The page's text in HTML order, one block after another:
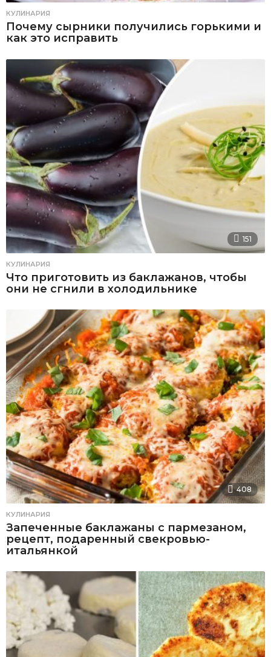
КУЛИНАРИЯ
Почему сырники получились горькими и
как это исправить
151
КУЛИНАРИЯ
Что приготовить из баклажанов, чтобы
они не сгнили в холодильнике
408
КУЛИНАРИЯ
Запеченные баклажаны с пармезаном,
рецепт, подаренный свекровью-
итальянкой